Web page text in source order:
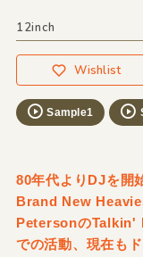
12inch
Wishlist
Sample1
80年代よりDJを開
Brand New
PetersonのTalkin'
での活動、現在も